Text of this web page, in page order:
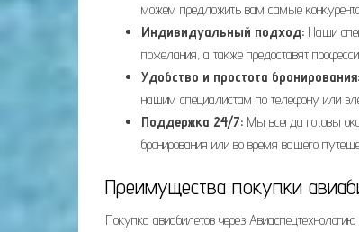
можем предложить вам самые
Индивидуальный подход: Наши
пожелания, а также предоставят
Удобство и простота бронирования:
нашим специалистам по телефону или
Поддержка 24/7: Мы всегда готовы
бронирования или во время вашего
Преимущества покупки
Покупка авиабилетов через